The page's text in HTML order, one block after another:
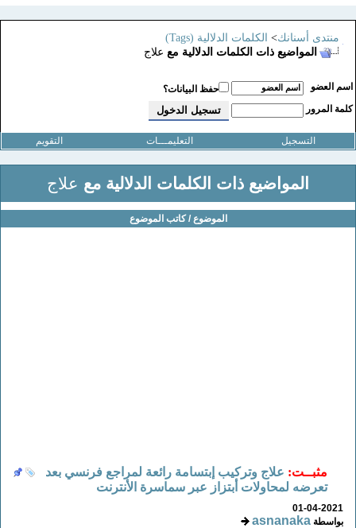
منتدى أسنانك>الكلمات الدلالية (Tags)
المواضيع ذات الكلمات الدلالية مع علاج
اسم العضو
حفظ البيانات؟
كلمة المرور
التسجيل التعليمـــات التقويم
المواضيع ذات الكلمات الدلالية مع علاج
الموضوع / كاتب الموضوع
مثبــت:
علاج وتركيب إبتسامة رائعة لمراجع فرنسي بعد
تعرضه لمحاولات أبتزاز عبر سماسرة الأنترنت
01-04-2021
بواسطةasnanaka